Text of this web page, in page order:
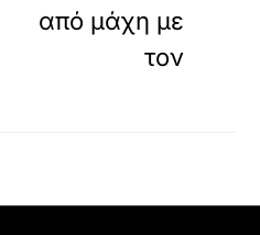
από μάχη με
τον